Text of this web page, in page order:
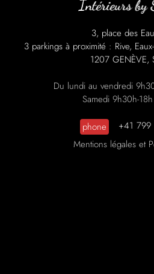
3, place des
3 parkings à proximité : Rive,
1207 GENÈVE,
Du lundi au vendredi
Samedi 9h30h-
phone
+41
Mentions légales et